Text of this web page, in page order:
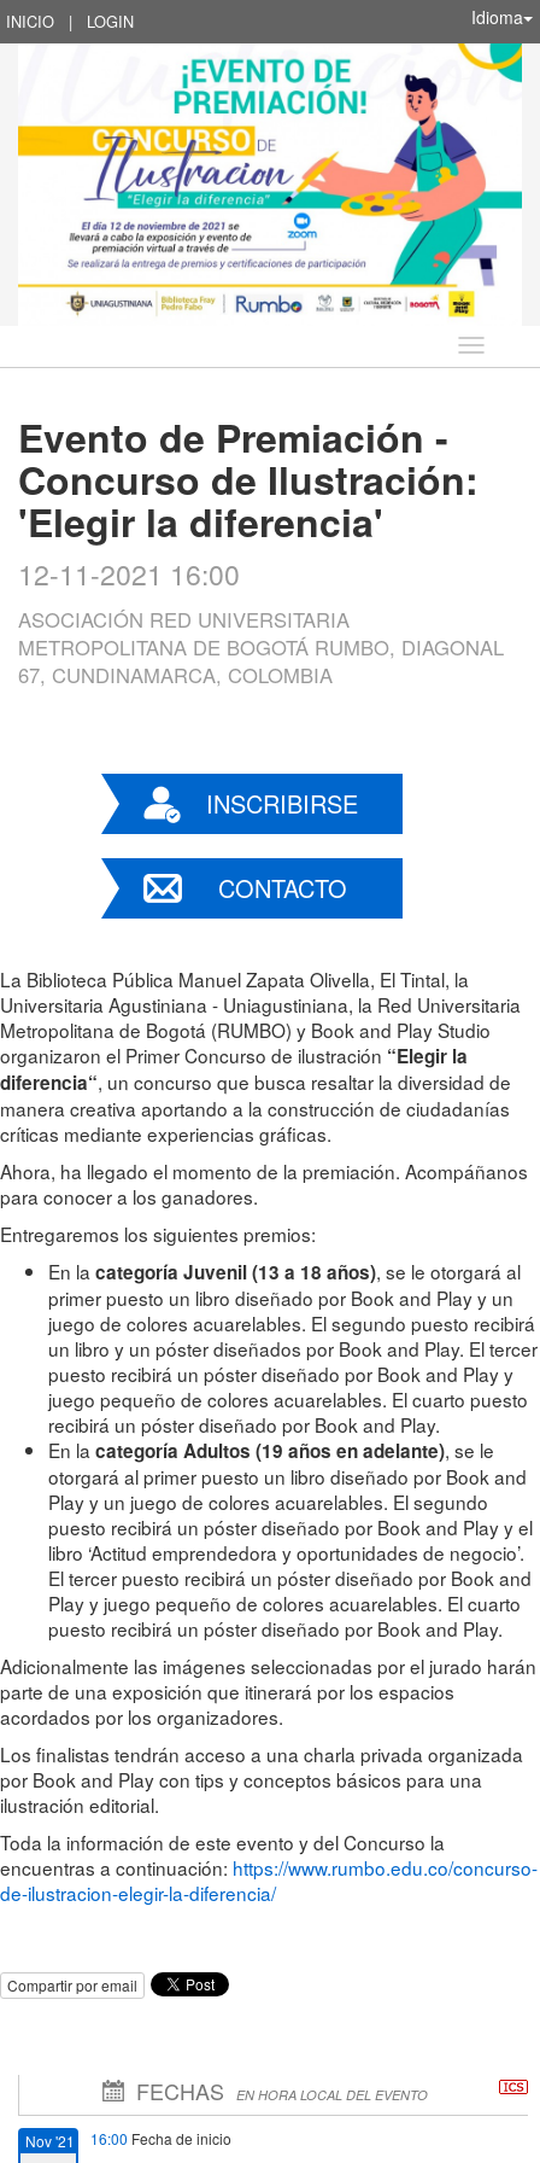
INICIO | LOGIN Idioma
Idioma
Evento de Premiación -
Concurso de Ilustración:
'Elegir la diferencia'
12-11-2021 16:00
ASOCIACIÓN RED UNIVERSITARIA
METROPOLITANA DE BOGOTÁ RUMBO, DIAGONAL
67, CUNDINAMARCA, COLOMBIA
INSCRIBIRSE
CONTACTO
La Biblioteca Pública Manuel Zapata Olivella, El Tintal, la
Universitaria Agustiniana - Uniagustiniana, la Red Universitaria
Metropolitana de Bogotá (RUMBO) y Book and Play Studio
organizaron el Primer Concurso de ilustración “Elegir la
diferencia“, un concurso que busca resaltar la diversidad de
manera creativa aportando a la construcción de ciudadanías
críticas mediante experiencias gráficas.
Ahora, ha llegado el momento de la premiación. Acompáñanos
para conocer a los ganadores.
Entregaremos los siguientes premios:
En lacategoría Juvenil (13 a 18 años), se le otorgará al
primer puesto un libro diseñado por Book and Play y un
juego de colores acuarelables. El segundo puesto recibirá
un libro y un póster diseñados por Book and Play. El tercer
puesto recibirá un póster diseñado por Book and Play y
juego pequeño de colores acuarelables. El cuarto puesto
recibirá un póster diseñado por Book and Play.
En lacategoría Adultos (19 años en adelante), se le
otorgará al primer puesto un libro diseñado por Book and
Play y un juego de colores acuarelables. El segundo
puesto recibirá un póster diseñado por Book and Play y el
libro ‘Actitud emprendedora y oportunidades de negocio’.
El tercer puesto recibirá un póster diseñado por Book and
Play y juego pequeño de colores acuarelables. El cuarto
puesto recibirá un póster diseñado por Book and Play.
Adicionalmente las imágenes seleccionadas por el jurado harán
parte de una exposición que itinerará por los espacios
acordados por los organizadores.
Los finalistas tendrán acceso a una charla privada organizada
por Book and Play con tips y conceptos básicos para una
ilustración editorial.
Toda la información de este evento y del Concurso la
encuentras a continuación: https://www.rumbo.edu.co/concurso-
de-ilustracion-elegir-la-diferencia/
Compartir por email
FECHAS EN HORA LOCAL DEL EVENTO
Nov '21 16:00 Fecha de inicio